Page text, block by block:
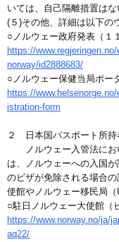
いては、自己隔離措置は
(５)その他、詳細は以下の
○ノルウェー政府発表（１
https://
norway/id2888683/
○ノルウェー保健当局ポー
https://
istration-form
２ 日本国パスポート所持
ノルウェー入管法にお
は、ノルウェーへの入国
のビザが免除される場合
使館やノルウェー移民局（
○駐日ノルウェー大使館（
https://www.norway.no/ja/
aq22/